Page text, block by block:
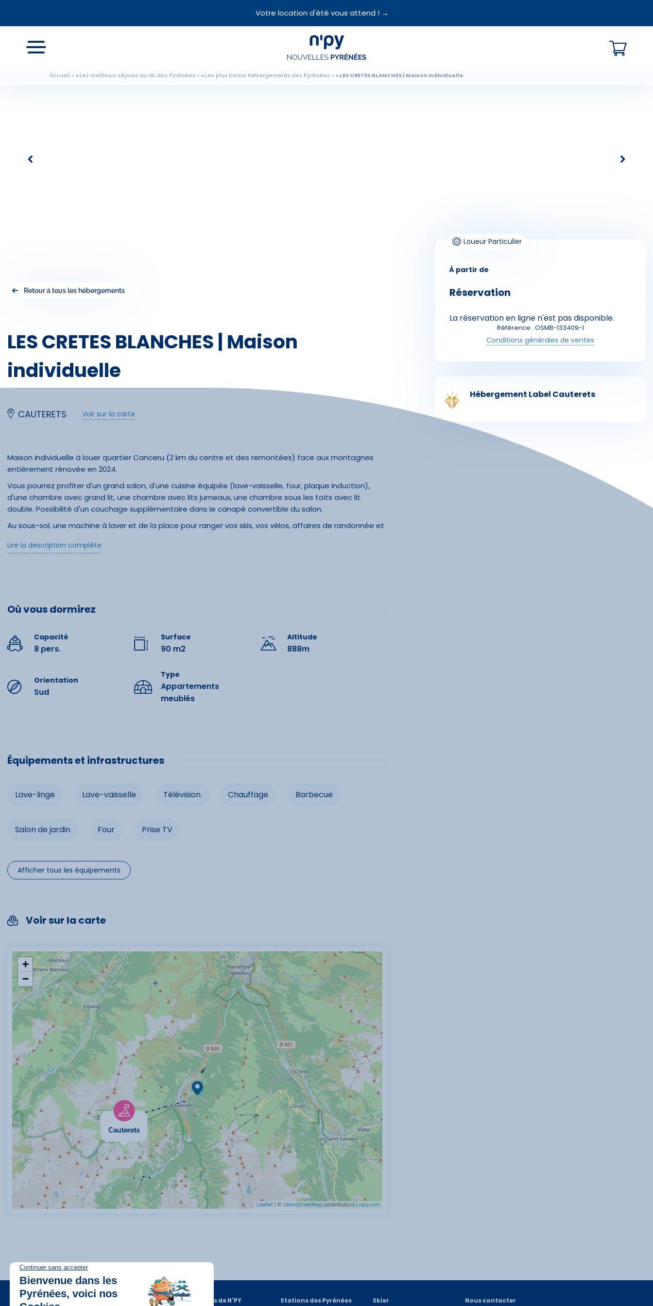
Votre location d'été vous attend ! →
Accueil Les meilleurs séjours au ski des Pyrénées Les plus beaux hébergements des Pyrénées LES CRETES BLANCHES | Maison individuelle
Retour à tous les hébergements
LES CRETES BLANCHES | Maison
individuelle
CAUTERETS Voir sur la carte
Maison individuelle à louer quartier Canceru (2 km du centre et des remontées) face aux montagnes
entièrement rénovée en 2024.
Vous pourrez profiter d'un grand salon, d'une cuisine équipée (lave-vaisselle, four, plaque induction),
d'une chambre avec grand lit, une chambre avec lits jumeaux, une chambre sous les toits avec lit
double. Possibilité d'un couchage supplémentaire dans le canapé convertible du salon.
Au sous-sol, une machine à laver et de la place pour ranger vos skis, vos vélos, affaires de randonnée et
A l'extérieur, vous pourrez profiter d'un jardin refuge de 1000m2 pour la biodiversité pyrénéenne qui
L'arrêt de la navette gratuite pour les remontées mécaniques et le centre-ville se trouve à 100 mètres.
Le parking privatif dans la cour permet de garer 3 voitures.
Le tarif ne comprend pas le ménage et le linge de maison.
Lire la description complète
Où vous dormirez
Capacité
8 pers.
Surface
90 m2
Altitude
888m
Orientation
Sud
Type
Appartements
meublés
Équipements et infrastructures
Lave-linge Lave-vaisselle Télévision Chauffage Barbecue
Salon de jardin Four Prise TV
Afficher tous les équipements
Lave-linge
Voir sur la carte
Cauterets
+
−
Leaflet | © OpenStreetMap contributors | npy.com
Loueur Particulier
À partir de
Réservation
La réservation en ligne n'est pas disponible.
Référence : OSMB-133409-1
Conditions générales de ventes
Hébergement Label Cauterets
A propos de N'PY Stations des Pyrénées Skier Nous contacter